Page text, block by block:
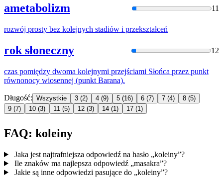
ametabolizm 11
rozwój prosty bez kolejnych stadiów i przekształceń
rok słoneczny 12
czas pomiędzy dwoma kolejnymi przejściami Słońca przez punkt
równonocy wiosennej (punkt Barana).
Długość: Wszystkie 3 (2) 4 (9) 5 (16) 6 (7) 7 (4) 8 (5)
9 (7) 10 (3) 11 (5) 12 (3) 14 (1) 17 (1)
FAQ: koleiny
Jaka jest najtrafniejsza odpowiedź na hasło „koleiny”?
Ile znaków ma najlepsza odpowiedź „masakra”?
Jakie są inne odpowiedzi pasujące do „koleiny”?